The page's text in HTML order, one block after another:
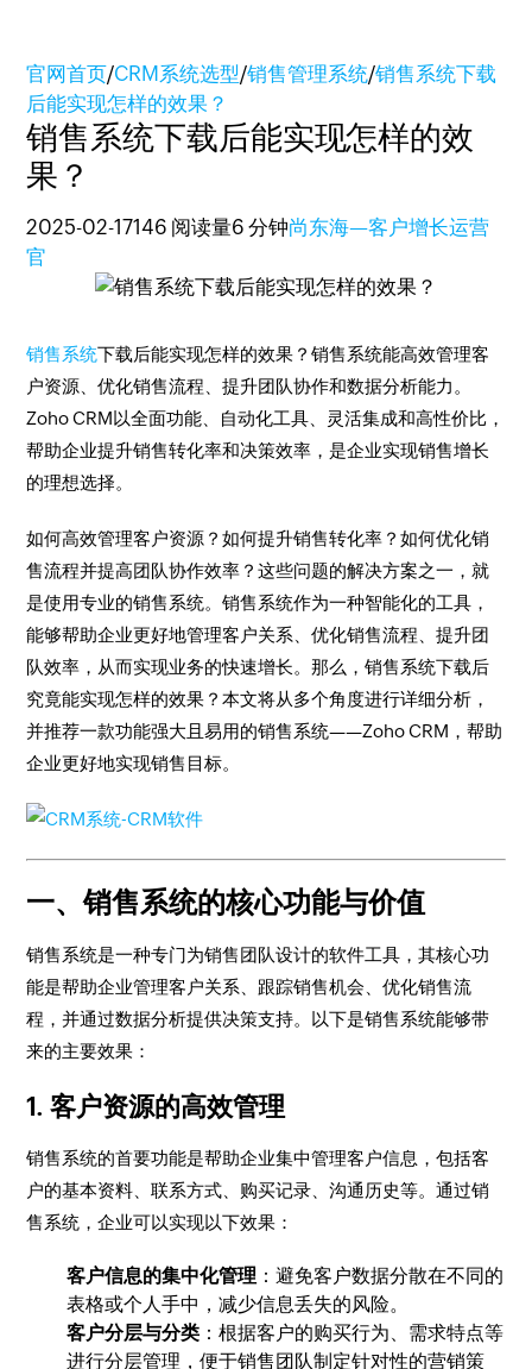
官网首页/CRM系统选型/销售管理系统/销售系统下载
后能实现怎样的效果？
销售系统下载后能实现怎样的效
果？
2025-02-17146 阅读量6 分钟尚东海—客户增长运营
官
销售系统下载后能实现怎样的效果？销售系统能高效管理客
户资源、优化销售流程、提升团队协作和数据分析能力。
Zoho CRM以全面功能、自动化工具、灵活集成和高性价比，
帮助企业提升销售转化率和决策效率，是企业实现销售增长
的理想选择。
如何高效管理客户资源？如何提升销售转化率？如何优化销
售流程并提高团队协作效率？这些问题的解决方案之一，就
是使用专业的销售系统。销售系统作为一种智能化的工具，
能够帮助企业更好地管理客户关系、优化销售流程、提升团
队效率，从而实现业务的快速增长。那么，销售系统下载后
究竟能实现怎样的效果？本文将从多个角度进行详细分析，
并推荐一款功能强大且易用的销售系统——Zoho CRM，帮助
企业更好地实现销售目标。
一、销售系统的核心功能与价值
销售系统是一种专门为销售团队设计的软件工具，其核心功
能是帮助企业管理客户关系、跟踪销售机会、优化销售流
程，并通过数据分析提供决策支持。以下是销售系统能够带
来的主要效果：
1.客户资源的高效管理
销售系统的首要功能是帮助企业集中管理客户信息，包括客
户的基本资料、联系方式、购买记录、沟通历史等。通过销
售系统，企业可以实现以下效果：
客户信息的集中化管理 ：避免客户数据分散在不同的
表格或个人手中，减少信息丢失的风险。
客户分层与分类 ：根据客户的购买行为、需求特点等
进行分层管理，便于销售团队制定针对性的营销策